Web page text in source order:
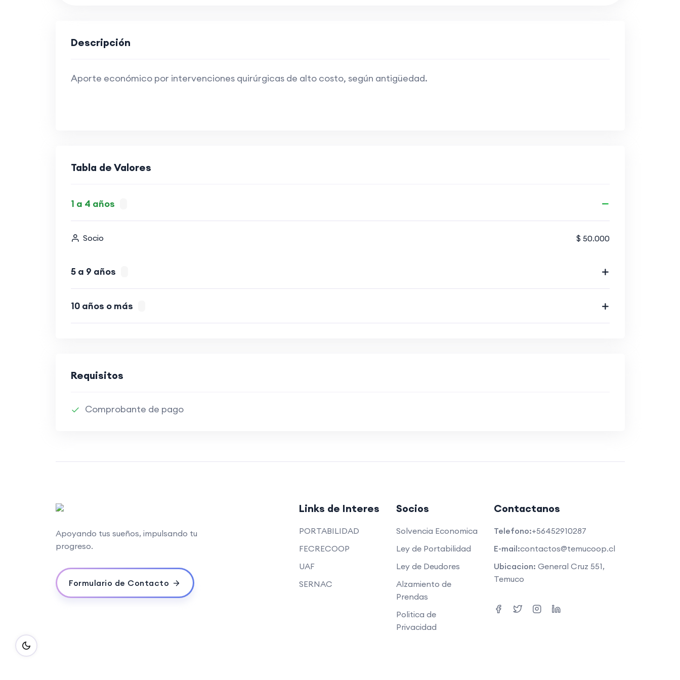
Descripción
Aporte económico por intervenciones quirúrgicas de alto costo, según antigüedad.
Tabla de Valores
1 a 4 años
Socio $ 50.000
5 a 9 años
10 años o más
Requisitos
Comprobante de pago
Apoyando tus sueños, impulsando tu
progreso.
Formulario de Contacto
Links de Interes
PORTABILIDAD
FECRECOOP
UAF
SERNAC
Socios
Solvencia Economica
Ley de Portabilidad
Ley de Deudores
Alzamiento de
Prendas
Politica de
Privacidad
Contactanos
Telefono:+56452910287
E-mail:contactos@temucoop.cl
Ubicacion: General Cruz 551,
Temuco